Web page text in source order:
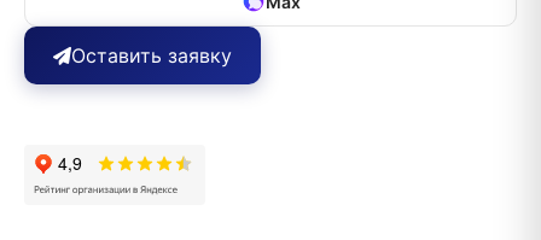
Оставить заявку